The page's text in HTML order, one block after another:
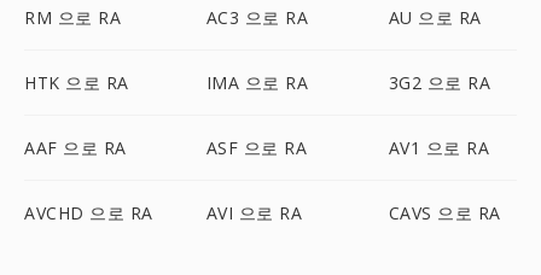
RM 으로 RA AC3 으로 RA AU 으로 RA
HTK 으로 RA IMA 으로 RA 3G2 으로 RA
AAF 으로 RA ASF 으로 RA AV1 으로 RA
AVCHD 으로 RA AVI 으로 RA CAVS 으로 RA